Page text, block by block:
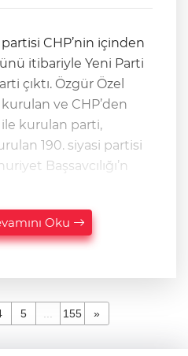
CHP’nin içinden
itibariyle Yeni Parti
çıktı. Özgür Özel
ve CHP’den
kurulan parti,
190. siyasi partisi
Başsavcılığı’n
Oku
5 155 »